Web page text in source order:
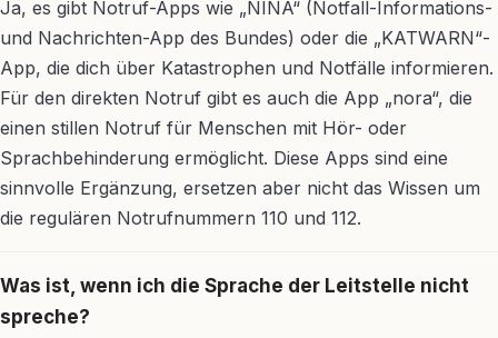
Ja, es gibt Notruf-Apps wie „NINA“ (Notfall-Informations-
und Nachrichten-App des Bundes) oder die „KATWARN“-
App, die dich über Katastrophen und Notfälle informieren.
Für den direkten Notruf gibt es auch die App „nora“, die
einen stillen Notruf für Menschen mit Hör- oder
Sprachbehinderung ermöglicht. Diese Apps sind eine
sinnvolle Ergänzung, ersetzen aber nicht das Wissen um
die regulären Notrufnummern 110 und 112.
Was ist, wenn ich die Sprache der Leitstelle nicht
spreche?